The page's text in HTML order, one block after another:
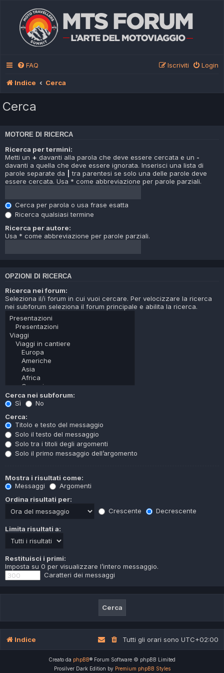
FAQ Login
Iscriviti
Indice Cerca
Cerca
MOTORE DI RICERCA
Ricerca per termini:
Metti un + davanti alla parola che deve essere cercata e un -
davanti a quella che deve essere ignorata. Inserisci una lista di
parole separate da
tra parentesi se solo una delle parole deve
essere cercata. Usa * come abbreviazione per parole parziali.
Cerca per parola o usa frase esatta
Ricerca qualsiasi termine
Ricerca per autore:
Usa * come abbreviazione per parole parziali.
OPZIONI DI RICERCA
Ricerca nei forum:
Seleziona il/i forum in cui vuoi cercare. Per velocizzare la ricerca
nei subforum seleziona il forum principale e abilita la ricerca.
Cerca nei subforum:
Sì
No
Cerca:
Titolo e testo del messaggio
Solo il testo del messaggio
Solo tra i titoli degli argomenti
Solo il primo messaggio dell’argomento
Mostra i risultati come:
Messaggi
Argomenti
Ordina risultati per:
Crescente
Decrescente
Limita risultati a:
Restituisci i primi:
Imposta su 0 per visualizzare l’intero messaggio.
Caratteri dei messaggi
Indice Tutti gli orari sono UTC+02:00
Creato da phpBB® Forum Software © phpBB Limited
Prosilver Dark Edition by Premium phpBB Styles